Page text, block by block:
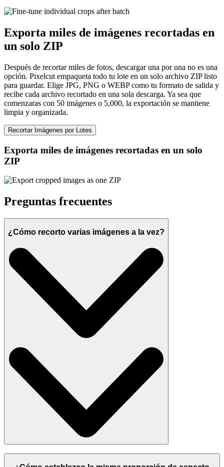
Exporta miles de imágenes recortadas en
un solo ZIP
Después de recortar miles de fotos, descargar una por una no es una
opción. Pixelcut empaqueta todo tu lote en un solo archivo ZIP listo
para guardar. Elige JPG, PNG o WEBP como tu formato de salida y
recibe cada archivo recortado en una sola descarga. Ya sea que
comenzaras con 50 imágenes o 5,000, la exportación se mantiene
limpia y organizada.
Recortar Imágenes por Lotes
Exporta miles de imágenes recortadas en un solo
ZIP
Preguntas frecuentes
¿Cómo recorto varias imágenes a la vez?